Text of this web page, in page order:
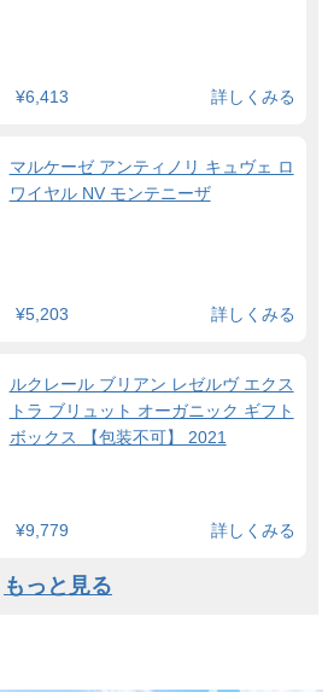
¥6,413 詳しくみる
マルケーゼ アンティノリ キュヴェ ロ
ワイヤル NV モンテニーザ
¥5,203 詳しくみる
ルクレール ブリアン レゼルヴ エクス
トラ ブリュット オーガニック ギフト
ボックス 【包装不可】 2021
¥9,779 詳しくみる
もっと見る